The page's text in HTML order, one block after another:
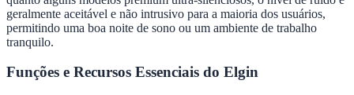
geralmente aceitável e não intrusivo para a maioria dos usuários,
permitindo uma boa noite de sono ou um ambiente de trabalho
tranquilo.
Funções e Recursos Essenciais do Elgin